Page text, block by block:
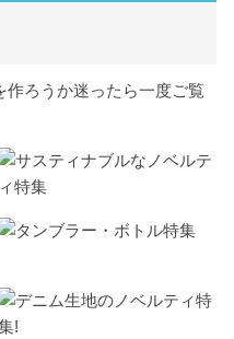
作ろうか迷ったら一度ご覧